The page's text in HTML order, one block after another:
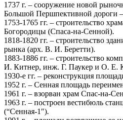
1737 г. – сооружение новой
Большой Першпективной дороги –
1753-1765 гг. – строительство
Богородицы (Спаса-на-Сенной).
1818-1820 гг. – строительство
рынка (арх. В. И. Беретти).
1883-1886 гг. – строительство
И. Китнер, инж. Г. Паукер и О. Е.
1930-е гг. – реконструкция
1952 г. – Сенная площадь
1961 г. – взорван храм Спас-на-
1963 г. – построен вестибюль
(“Сенная-1″).